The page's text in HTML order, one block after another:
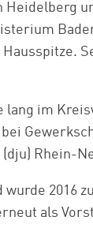
lang im
Rhein-
2016
als